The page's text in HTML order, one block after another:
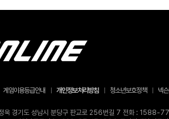
게임이용등급안내 개인정보처리방침 청소년보호정책 넥
정욱 경기도 성남시 분당구 판교로 256번길 7 전화 :